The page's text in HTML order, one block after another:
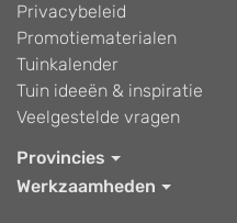
Privacybeleid
Promotiematerialen
Tuinkalender
Tuin ideeën & inspiratie
Veelgestelde vragen
Provincies
Werkzaamheden